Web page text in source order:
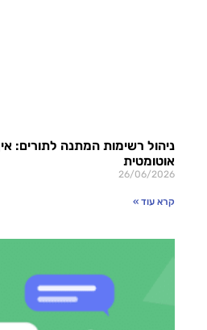
ניהול רשימות המתנה לתורים:
אוטומטית
26/06/2026
קרא עוד »